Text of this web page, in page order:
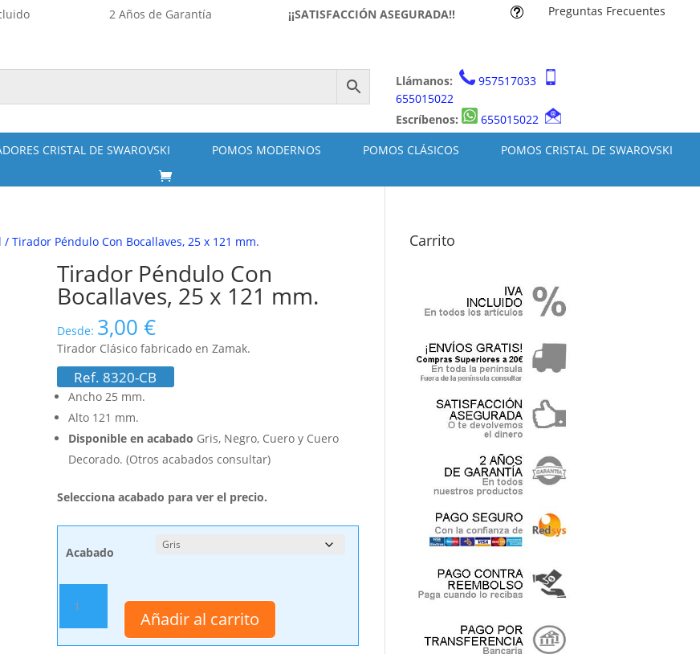
2 Años de Garantía ¡¡SATISFACCIÓN ASEGURADA!! t Preguntas Frecuentes
Llámanos:
957517033
655015022
Escríbenos:
655015022
CRISTAL DE SWAROVSKI POMOS MODERNOS POMOS CLÁSICOS POMOS CRISTAL DE SWAROVSKI
/ Tirador Péndulo Con Bocallaves, 25 x 121 mm.
Tirador Péndulo Con
Bocallaves, 25 x 121 mm.
Desde: 3,00 €
Tirador Clásico fabricado en Zamak.
Ref. 8320-CB
Ancho 25 mm.
Alto 121 mm.
Disponible en acabado Gris, Negro, Cuero y Cuero
Decorado. (Otros acabados consultar)
Selecciona acabado para ver el precio.
Acabado
Péndulo
Con
Bocallaves,
Añadir al carrito
Carrito